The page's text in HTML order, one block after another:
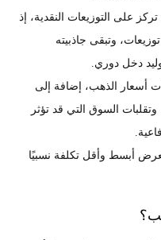
على التوزيعات النقدية، إذ
2026 عدم وجود توزيعات، وتبقى جاذبيته
دخل دوري.
أسعار الذهب، إضافة إلى
السوق التي قد تؤثر
أبسط وأقل تكلفة نسبيًا